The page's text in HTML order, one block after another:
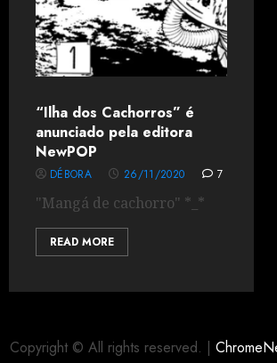
“Ilha dos Cachorros” é
anunciado pela editora
NewPOP
DÉBORA 26/11/2020 7
"Mangá de cachorro" *_*
READ MORE
Copyright © All rights reserved. |